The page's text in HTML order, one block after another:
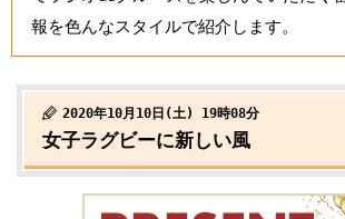
報を色んなスタイルで紹介します。
2020年10月10日(土) 19時08分
女子ラグビーに新しい風